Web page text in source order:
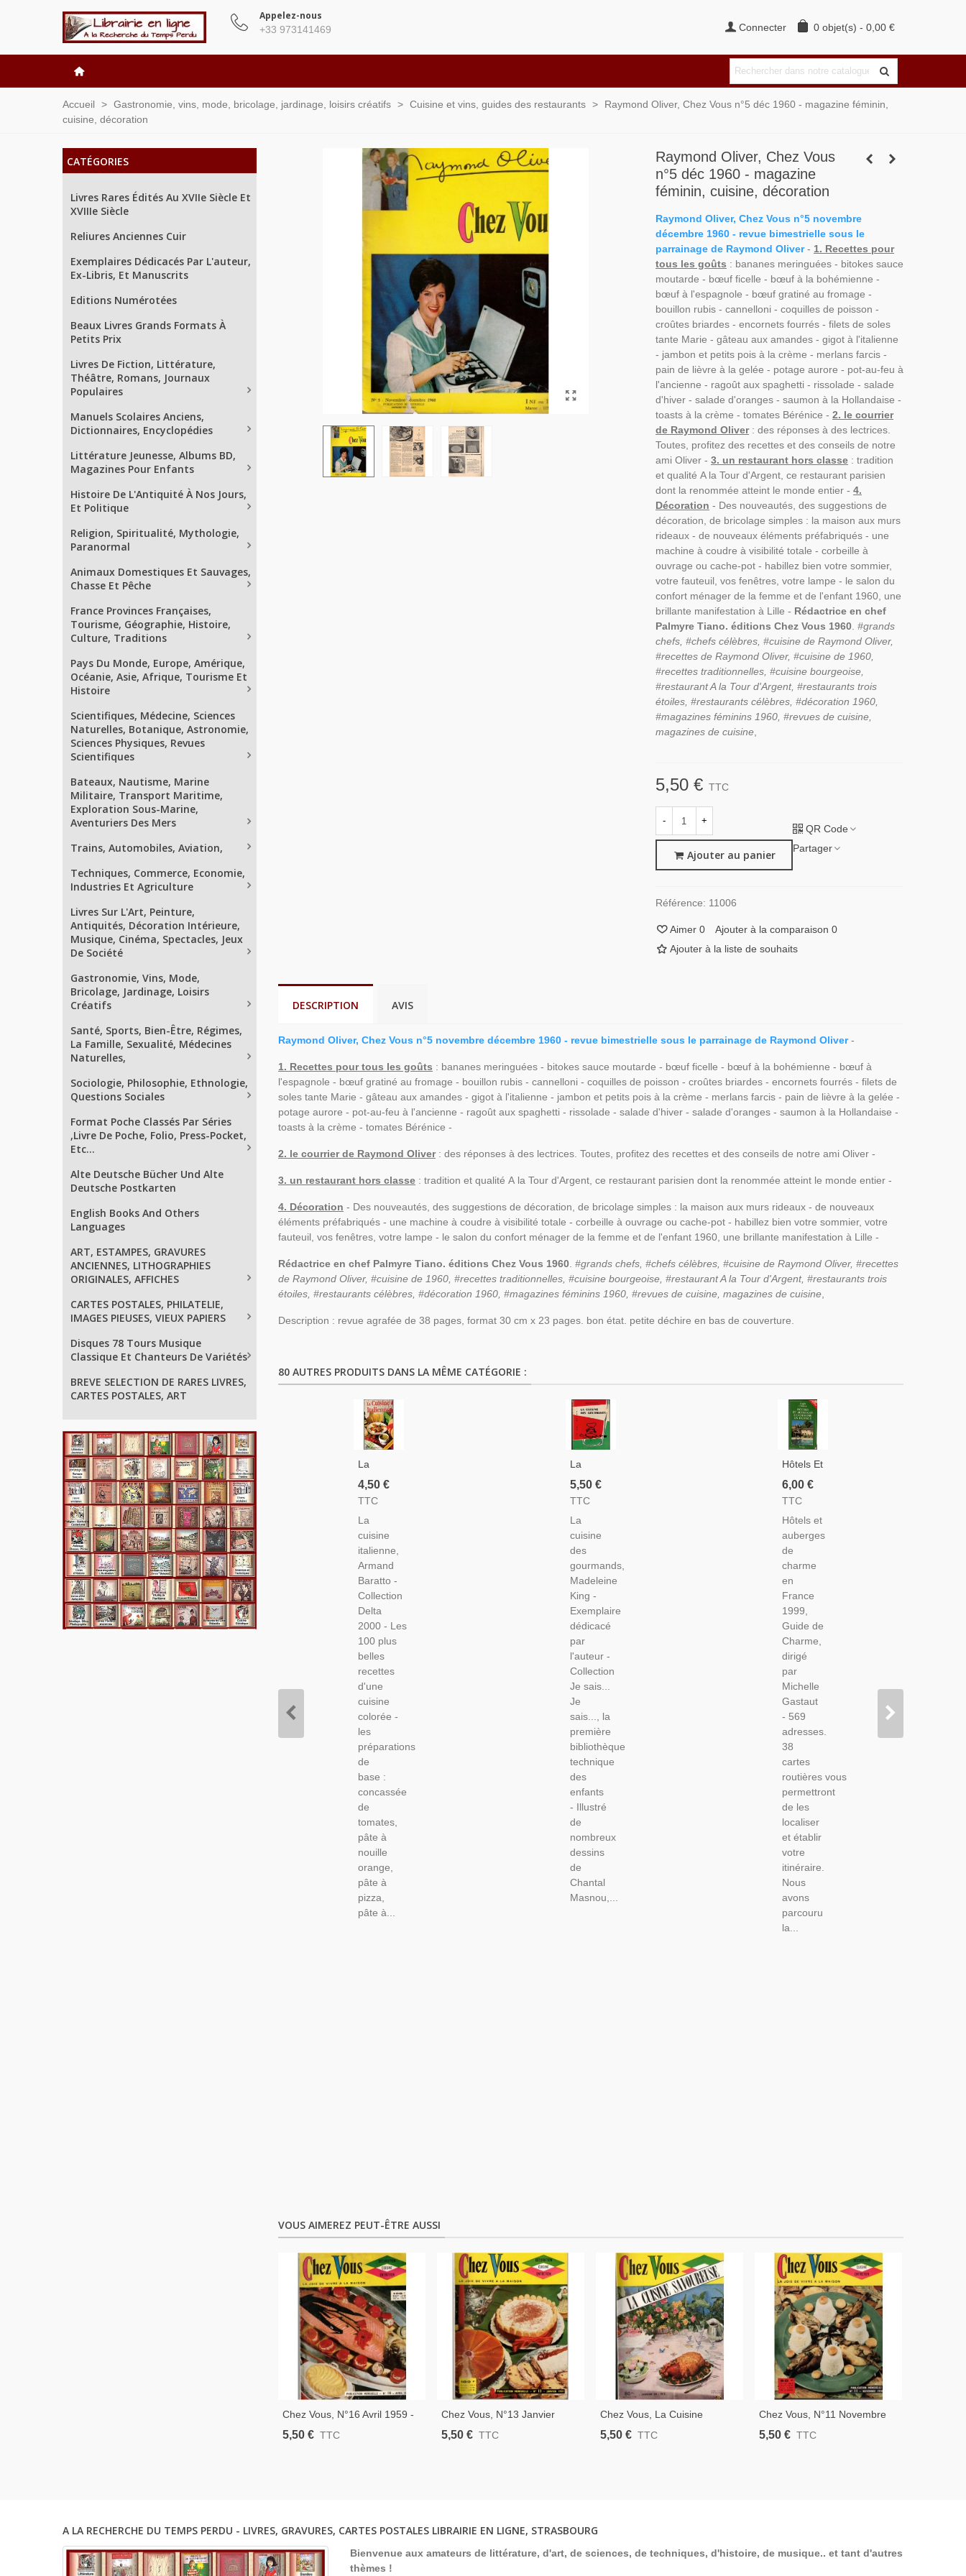
Appelez-nous
+33 973141469 Connecter 0 objet(s) - 0,00 €
Accueil > Gastronomie, vins, mode, bricolage, jardinage, loisirs créatifs > Cuisine et vins, guides des restaurants >
Raymond Oliver, Chez Vous n°5 déc 1960 - magazine féminin,
cuisine, décoration
CATÉGORIES
Livres Rares Édités Au XVIIe Siècle Et
XVIIIe Siècle
Reliures Anciennes Cuir
Exemplaires Dédicacés Par L'auteur,
Ex-Libris, Et Manuscrits
Editions Numérotées
Beaux Livres Grands Formats À
Petits Prix
Livres De Fiction, Littérature,
Théâtre, Romans, Journaux
Populaires
Manuels Scolaires Anciens,
Dictionnaires, Encyclopédies
Littérature Jeunesse, Albums BD,
Magazines Pour Enfants
Histoire De L'Antiquité À Nos Jours,
Et Politique
Religion, Spiritualité, Mythologie,
Paranormal
Animaux Domestiques Et Sauvages,
Chasse Et Pêche
France Provinces Françaises,
Tourisme, Géographie, Histoire,
Culture, Traditions
Pays Du Monde, Europe, Amérique,
Océanie, Asie, Afrique, Tourisme Et
Histoire
Scientifiques, Médecine, Sciences
Naturelles, Botanique, Astronomie,
Sciences Physiques, Revues
Scientifiques
Bateaux, Nautisme, Marine
Militaire, Transport Maritime,
Exploration Sous-Marine,
Aventuriers Des Mers
Trains, Automobiles, Aviation,
Techniques, Commerce, Economie,
Industries Et Agriculture
Livres Sur L'Art, Peinture,
Antiquités, Décoration Intérieure,
Musique, Cinéma, Spectacles, Jeux
De Société
Gastronomie, Vins, Mode,
Bricolage, Jardinage, Loisirs
Créatifs
Santé, Sports, Bien-Être, Régimes,
La Famille, Sexualité, Médecines
Naturelles,
Sociologie, Philosophie, Ethnologie,
Questions Sociales
Format Poche Classés Par Séries
,Livre De Poche, Folio, Press-Pocket,
Etc...
Alte Deutsche Bücher Und Alte
Deutsche Postkarten
English Books And Others
Languages
ART, ESTAMPES, GRAVURES
ANCIENNES, LITHOGRAPHIES
ORIGINALES, AFFICHES
CARTES POSTALES, PHILATELIE,
IMAGES PIEUSES, VIEUX PAPIERS
Disques 78 Tours Musique
Classique Et Chanteurs De Variétés
BREVE SELECTION DE RARES LIVRES,
CARTES POSTALES, ART
Raymond Oliver, Chez Vous
n°5 déc 1960 - magazine
féminin, cuisine, décoration
Raymond Oliver, Chez Vous n°5 novembre
décembre 1960 - revue bimestrielle sous le
parrainage de Raymond Oliver- 1. Recettes pour
tous les goûts : bananes meringuées - bitokes sauce
moutarde - bœuf ficelle - bœuf à la bohémienne -
bœuf à l'espagnole - bœuf gratiné au fromage -
bouillon rubis - cannelloni - coquilles de poisson -
croûtes briardes - encornets fourrés - filets de soles
tante Marie - gâteau aux amandes - gigot à l'italienne
- jambon et petits pois à la crème - merlans farcis -
pain de lièvre à la gelée - potage aurore - pot-au-feu à
l'ancienne - ragoût aux spaghetti - rissolade - salade
d'hiver - salade d'oranges - saumon à la Hollandaise -
toasts à la crème - tomates Bérénice - 2. le courrier
de Raymond Oliver: des réponses à des lectrices.
Toutes, profitez des recettes et des conseils de notre
ami Oliver - 3. un restaurant hors classe: tradition
et qualité A la Tour d'Argent, ce restaurant parisien
dont la renommée atteint le monde entier - 4.
Décoration - Des nouveautés, des suggestions de
décoration, de bricolage simples : la maison aux murs
rideaux - de nouveaux éléments préfabriqués - une
machine à coudre à visibilité totale - corbeille à
ouvrage ou cache-pot - habillez bien votre sommier,
votre fauteuil, vos fenêtres, votre lampe - le salon du
confort ménager de la femme et de l'enfant 1960, une
brillante manifestation à Lille - Rédactrice en chef
Palmyre Tiano. éditions Chez Vous 1960. #grands
chefs, #chefs célèbres, #cuisine de Raymond Oliver,
#recettes de Raymond Oliver, #cuisine de 1960,
#recettes traditionnelles, #cuisine bourgeoise,
#restaurant A la Tour d'Argent, #restaurants trois
étoiles, #restaurants célèbres, #décoration 1960,
#magazines féminins 1960, #revues de cuisine,
magazines de cuisine,
5,50 € TTC
- +
Ajouter au panier
QR Code
Partager
Référence: 11006
Aimer 0 Ajouter à la comparaison 0
Ajouter à la liste de souhaits
DESCRIPTION AVIS
Raymond Oliver, Chez Vous n°5 novembre décembre 1960 - revue bimestrielle sous le parrainage de Raymond Oliver-
1. Recettes pour tous les goûts : bananes meringuées - bitokes sauce moutarde - bœuf ficelle - bœuf à la bohémienne - bœuf à
l'espagnole - bœuf gratiné au fromage - bouillon rubis - cannelloni - coquilles de poisson - croûtes briardes - encornets fourrés - filets de
soles tante Marie - gâteau aux amandes - gigot à l'italienne - jambon et petits pois à la crème - merlans farcis - pain de lièvre à la gelée -
potage aurore - pot-au-feu à l'ancienne - ragoût aux spaghetti - rissolade - salade d'hiver - salade d'oranges - saumon à la Hollandaise -
toasts à la crème - tomates Bérénice -
2. le courrier de Raymond Oliver: des réponses à des lectrices. Toutes, profitez des recettes et des conseils de notre ami Oliver -
3. un restaurant hors classe : tradition et qualité A la Tour d'Argent, ce restaurant parisien dont la renommée atteint le monde entier -
4. Décoration - Des nouveautés, des suggestions de décoration, de bricolage simples : la maison aux murs rideaux - de nouveaux
éléments préfabriqués - une machine à coudre à visibilité totale - corbeille à ouvrage ou cache-pot - habillez bien votre sommier, votre
fauteuil, vos fenêtres, votre lampe - le salon du confort ménager de la femme et de l'enfant 1960, une brillante manifestation à Lille -
Rédactrice en chef Palmyre Tiano. éditions Chez Vous 1960. #grands chefs, #chefs célèbres, #cuisine de Raymond Oliver, #recettes
de Raymond Oliver, #cuisine de 1960, #recettes traditionnelles, #cuisine bourgeoise, #restaurant A la Tour d'Argent, #restaurants trois
étoiles, #restaurants célèbres, #décoration 1960, #magazines féminins 1960, #revues de cuisine, magazines de cuisine,
Description : revue agrafée de 38 pages, format 30 cm x 23 pages. bon état. petite déchire en bas de couverture.
80 AUTRES PRODUITS DANS LA MÊME CATÉGORIE :
La
Cuisine
Italienne,
Baratto,
1996 -
Recettes,
Italie,
Delta
2000,
Cuisine
Étrangère,
4,50 €
TTC
La
cuisine
italienne,
Armand
Baratto -
Collection
Delta
2000 - Les
100 plus
belles
recettes
d'une
cuisine
colorée -
les
préparations
de
base :
concassée
de
tomates,
pâte à
nouille
orange,
pâte à
pizza,
pâte à...
La
Cuisine
Des
Madeleine
King,
1958 -
Recettes,
Cuisine
Enfants,
Éducatif,
Dédicacé,
5,50 €
TTC
La
cuisine
des
gourmands,
Madeleine
King -
Exemplaire
dédicacé
par
l'auteur -
Collection
Je sais...
Je
sais..., la
première
bibliothèque
technique
des
enfants
- Illustré
de
nombreux
dessins
de
Chantal
Masnou,...
Hôtels Et
Auberges
De
En
France
1999,
Guide
De
Charme
-
Restaurants,
Gastronomie,
Hôtels,
6,00 €
TTC
Hôtels et
auberges
de
charme
en
France
1999,
Guide de
Charme,
dirigé
par
Michelle
Gastaut
- 569
adresses.
38
cartes
routières vous
permettront
de les
localiser
et établir
votre
itinéraire.
Nous
avons
parcouru
la...
VOUS AIMEREZ PEUT-ÊTRE AUSSI
Chez Vous, N°16 Avril 1959 -
Recettes De Cuisine,
5,50 € TTC
Chez Vous, N°13 Janvier
1959 - Recettes De Cuisine
5,50 € TTC
Chez Vous, La Cuisine
Savoureuse N°2 Janvier 1958
5,50 € TTC
Chez Vous, N°11 Novembre
1958 - Recettes De Cuisine,
5,50 € TTC
A LA RECHERCHE DU TEMPS PERDU - LIVRES, GRAVURES, CARTES POSTALES LIBRAIRIE EN LIGNE, STRASBOURG
Bienvenue aux amateurs de littérature, d'art, de sciences, de techniques, d'histoire, de musique.. et tant d'autres
thèmes !